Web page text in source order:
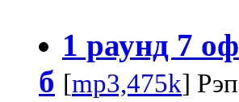
1 раунд 7 оф
б [mp3,475k] Рэп